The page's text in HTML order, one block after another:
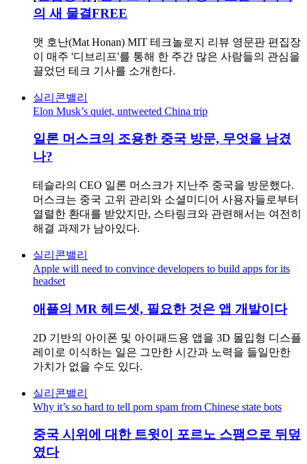
의 새 물결FREE
맷 호난(Mat Honan) MIT 테크놀로지 리뷰 영문판 편집장
이 매주 '디브리프'를 통해 한 주간 많은 사람들의 관심을
끌었던 테크 기사를 소개한다.
실리콘밸리
Elon Musk’s quiet, untweeted China trip
일론 머스크의 조용한 중국 방문, 무엇을 남겼
나?
테슬라의 CEO 일론 머스크가 지난주 중국을 방문했다.
머스크는 중국 고위 관리와 소셜미디어 사용자들로부터
열렬한 환대를 받았지만, 스타링크와 관련해서는 여전히
해결 과제가 남아있다.
실리콘밸리
Apple will need to convince developers to build apps for its
headset
애플의 MR 헤드셋, 필요한 것은 앱 개발이다
2D 기반의 아이폰 및 아이패드용 앱을 3D 몰입형 디스플
레이로 이식하는 일은 그만한 시간과 노력을 들일만한
가치가 없을 수도 있다.
실리콘밸리
Why it’s so hard to tell porn spam from Chinese state bots
중국 시위에 대한 트윗이 포르노 스팸으로 뒤덮
였다